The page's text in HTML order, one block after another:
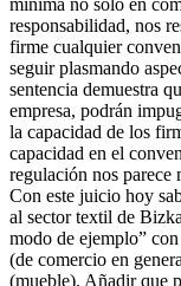
mínima no solo en
responsabilidad, nos
firme cualquier
seguir plasmando
sentencia demuestra
empresa, podrán
la capacidad de los
capacidad en el
regulación nos parece
Con este juicio hoy
al sector textil de
modo de ejemplo”
(de comercio en
(mueble). Añadir que